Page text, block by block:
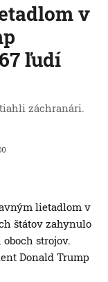
v
ľudí
záchranári.
lietadlom v
štátov zahynulo
strojov.
Donald Trump